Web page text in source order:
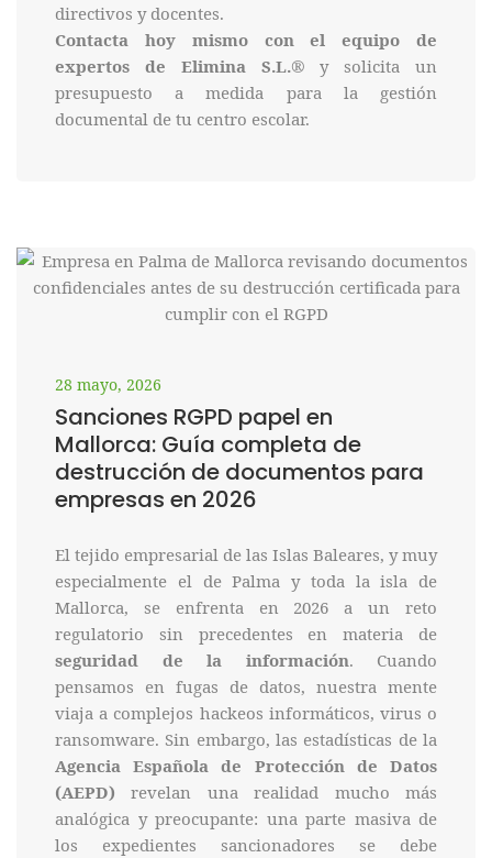
directivos y docentes.
Contacta hoy mismo con el equipo de
expertos de Elimina S.L.® y solicita un
presupuesto a medida para la gestión
documental de tu centro escolar.
28 mayo, 2026
Sanciones RGPD papel en
Mallorca: Guía completa de
destrucción de documentos para
empresas en 2026
El tejido empresarial de las Islas Baleares, y muy
especialmente el de Palma y toda la isla de
Mallorca, se enfrenta en 2026 a un reto
regulatorio sin precedentes en materia de
seguridad de la información. Cuando
pensamos en fugas de datos, nuestra mente
viaja a complejos hackeos informáticos, virus o
ransomware. Sin embargo, las estadísticas de la
Agencia Española de Protección de Datos
(AEPD) revelan una realidad mucho más
analógica y preocupante: una parte masiva de
los expedientes sancionadores se debe